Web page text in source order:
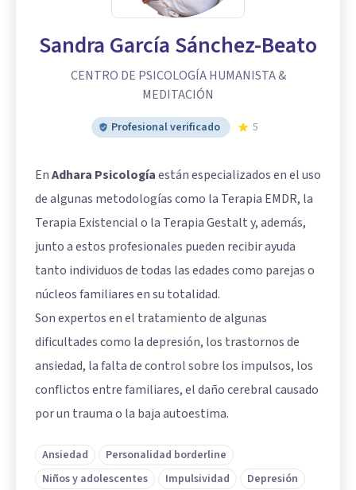
Sandra García Sánchez-Beato
CENTRO DE PSICOLOGÍA HUMANISTA &
MEDITACIÓN
Profesional verificado 5
EnAdhara Psicologíaestán especializados en el uso
de algunas metodologías como la Terapia EMDR, la
Terapia Existencial o la Terapia Gestalt y, además,
junto a estos profesionales pueden recibir ayuda
tanto individuos de todas las edades como parejas o
núcleos familiares en su totalidad.
Son expertos en el tratamiento de algunas
dificultades como la depresión, los trastornos de
ansiedad, la falta de control sobre los impulsos, los
conflictos entre familiares, el daño cerebral causado
por un trauma o la baja autoestima.
Ansiedad
Personalidad borderline
Niños y adolescentes
Impulsividad
Depresión